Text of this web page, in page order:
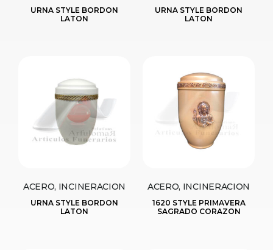
URNA STYLE BORDON
LATON
URNA STYLE BORDON
LATON
ACERO, INCINERACION
URNA STYLE BORDON
LATON
ACERO, INCINERACION
1620 STYLE PRIMAVERA
SAGRADO CORAZON